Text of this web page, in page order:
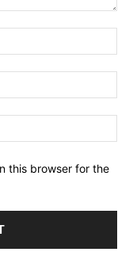
this browser for the